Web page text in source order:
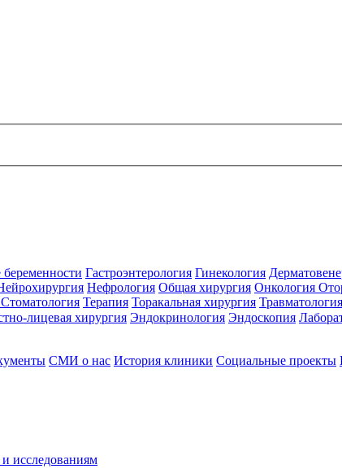
Гастроэнтерология Гинекология
Нефрология Общая хирургия Онкология
Стоматология Терапия Торакальная хирургия Травматология
лицевая хирургия Эндокринология Эндоскопия
СМИ о нас История клиники Социальные проекты
исследованиям